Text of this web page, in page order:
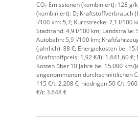
CO₂ Emissionen (kombiniert): 128 g/
(kombiniert): D; Kraftstoffverbrauch
l/100 km: 5,7; Kurzstrecke:7,1 l/100
Stadtrand:4,9 l/100 km; Landstraße:
Autobahn: 5,9 l/100 km;
(jährlich):88 €; Energiekosten bei
(Kraftstoffpreis: 1,92€/l): 1.641,60 €;
Kosten über 10 Jahre bei 15.000 km/
angenommenen durchschnittlichen
115 €/t:2.208 €; niedrigen 50 €/t:
€/t: 3.648 €